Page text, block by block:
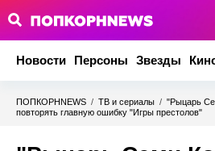
Новости Персоны Звезды
ПОПКОРНNEWS / ТВ и сериалы / "Рыцарь
повторять главную ошибку "Игры престолов"